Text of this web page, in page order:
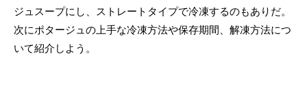
ジュスープにし、ストレートタイプで冷凍するのもありだ。
次にポタージュの上手な冷凍方法や保存期間、解凍方法につ
いて紹介しよう。